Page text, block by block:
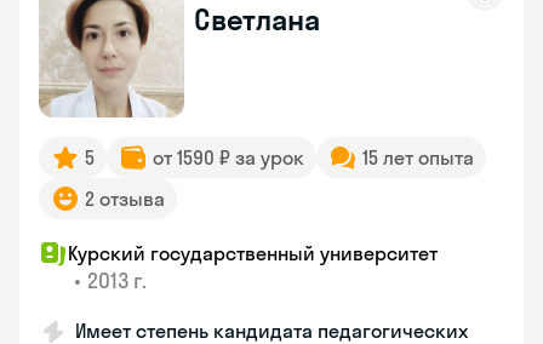
Светлана
5 от 1590 ₽ за урок
15 лет опыта
2 отзыва
Курский государственный университет
• 2013 г.
Имеет степень кандидата педагогических